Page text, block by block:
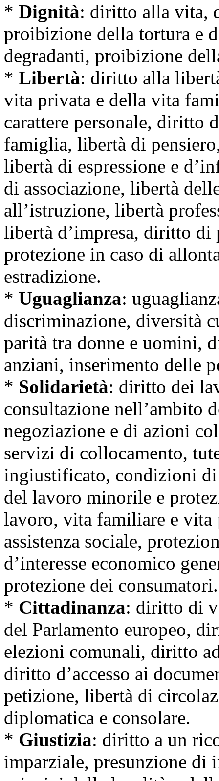
* Dignità: diritto alla vita,
proibizione della tortura e
degradanti, proibizione
* Libertà: diritto alla
vita privata e della vita
carattere personale, diritto
famiglia, libertà di
libertà di espressione e
di associazione, libertà
all’istruzione, libertà
libertà d’impresa, diritto
protezione in caso di
estradizione.
* Uguaglianza:
discriminazione, diversità
parità tra donne e uomini,
anziani, inserimento delle
* Solidarietà: diritto dei
consultazione nell’ambito
negoziazione e di azioni
servizi di collocamento,
ingiustificato, condizioni
del lavoro minorile e
lavoro, vita familiare e vita
assistenza sociale,
d’interesse economico
protezione dei consumatori.
* Cittadinanza: diritto di
del Parlamento europeo,
elezioni comunali, diritto
diritto d’accesso ai
petizione, libertà di
diplomatica e consolare.
* Giustizia: diritto a un
imparziale, presunzione di